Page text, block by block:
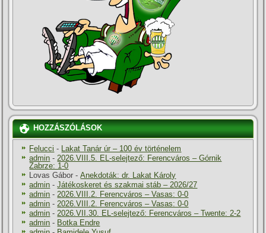
HOZZÁSZÓLÁSOK
Felucci - Lakat Tanár úr – 100 év történelem
admin -2026.VIII.5. EL-selejtező: Ferencváros – Górnik
Zabrze: 1-0
Lovas Gábor -Anekdoták: dr. Lakat Károly
admin -Játékoskeret és szakmai stáb – 2026/27
admin -2026.VIII.2. Ferencváros – Vasas: 0-0
admin -2026.VIII.2. Ferencváros – Vasas: 0-0
admin -2026.VII.30. EL-selejtező: Ferencváros – Twente: 2-2
admin - Botka Endre